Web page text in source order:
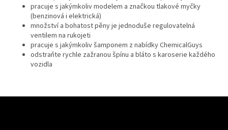
pracuje s jakýmkoliv modelem a značkou tlakové myčky
(benzinová i elektrická)
množství a bohatost pěny je jednoduše regulovatelná
ventilem na rukojeti
pracuje s jakýmkoliv šamponem z nabídky ChemicalGuys
odstraňte rychle zažranou špínu a bláto s karoserie každého
vozidla
Z